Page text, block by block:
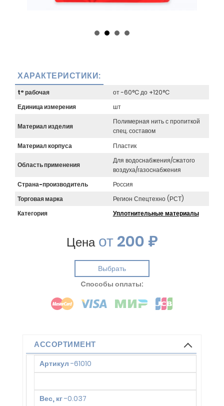
ХАРАКТЕРИСТИКИ:
t° рабочая
от -60°C до +120°C
Единица измерения
шт
Материал изделия
Полимерная нить с пропиткой
спец. составом
Материал корпуса
Пластик
Область применения
Для водоснабжения/сжатого
воздуха/газоснабжения
Страна-производитель
Россия
Торговая марка
Регион Спецтехно (РСТ)
Категория
Уплотнительные материалы
Ценаот200 ₽
Выбрать
Cпособы оплаты:
АССОРТИМЕНТ
Артикул -61010
Вес, кг-0.037